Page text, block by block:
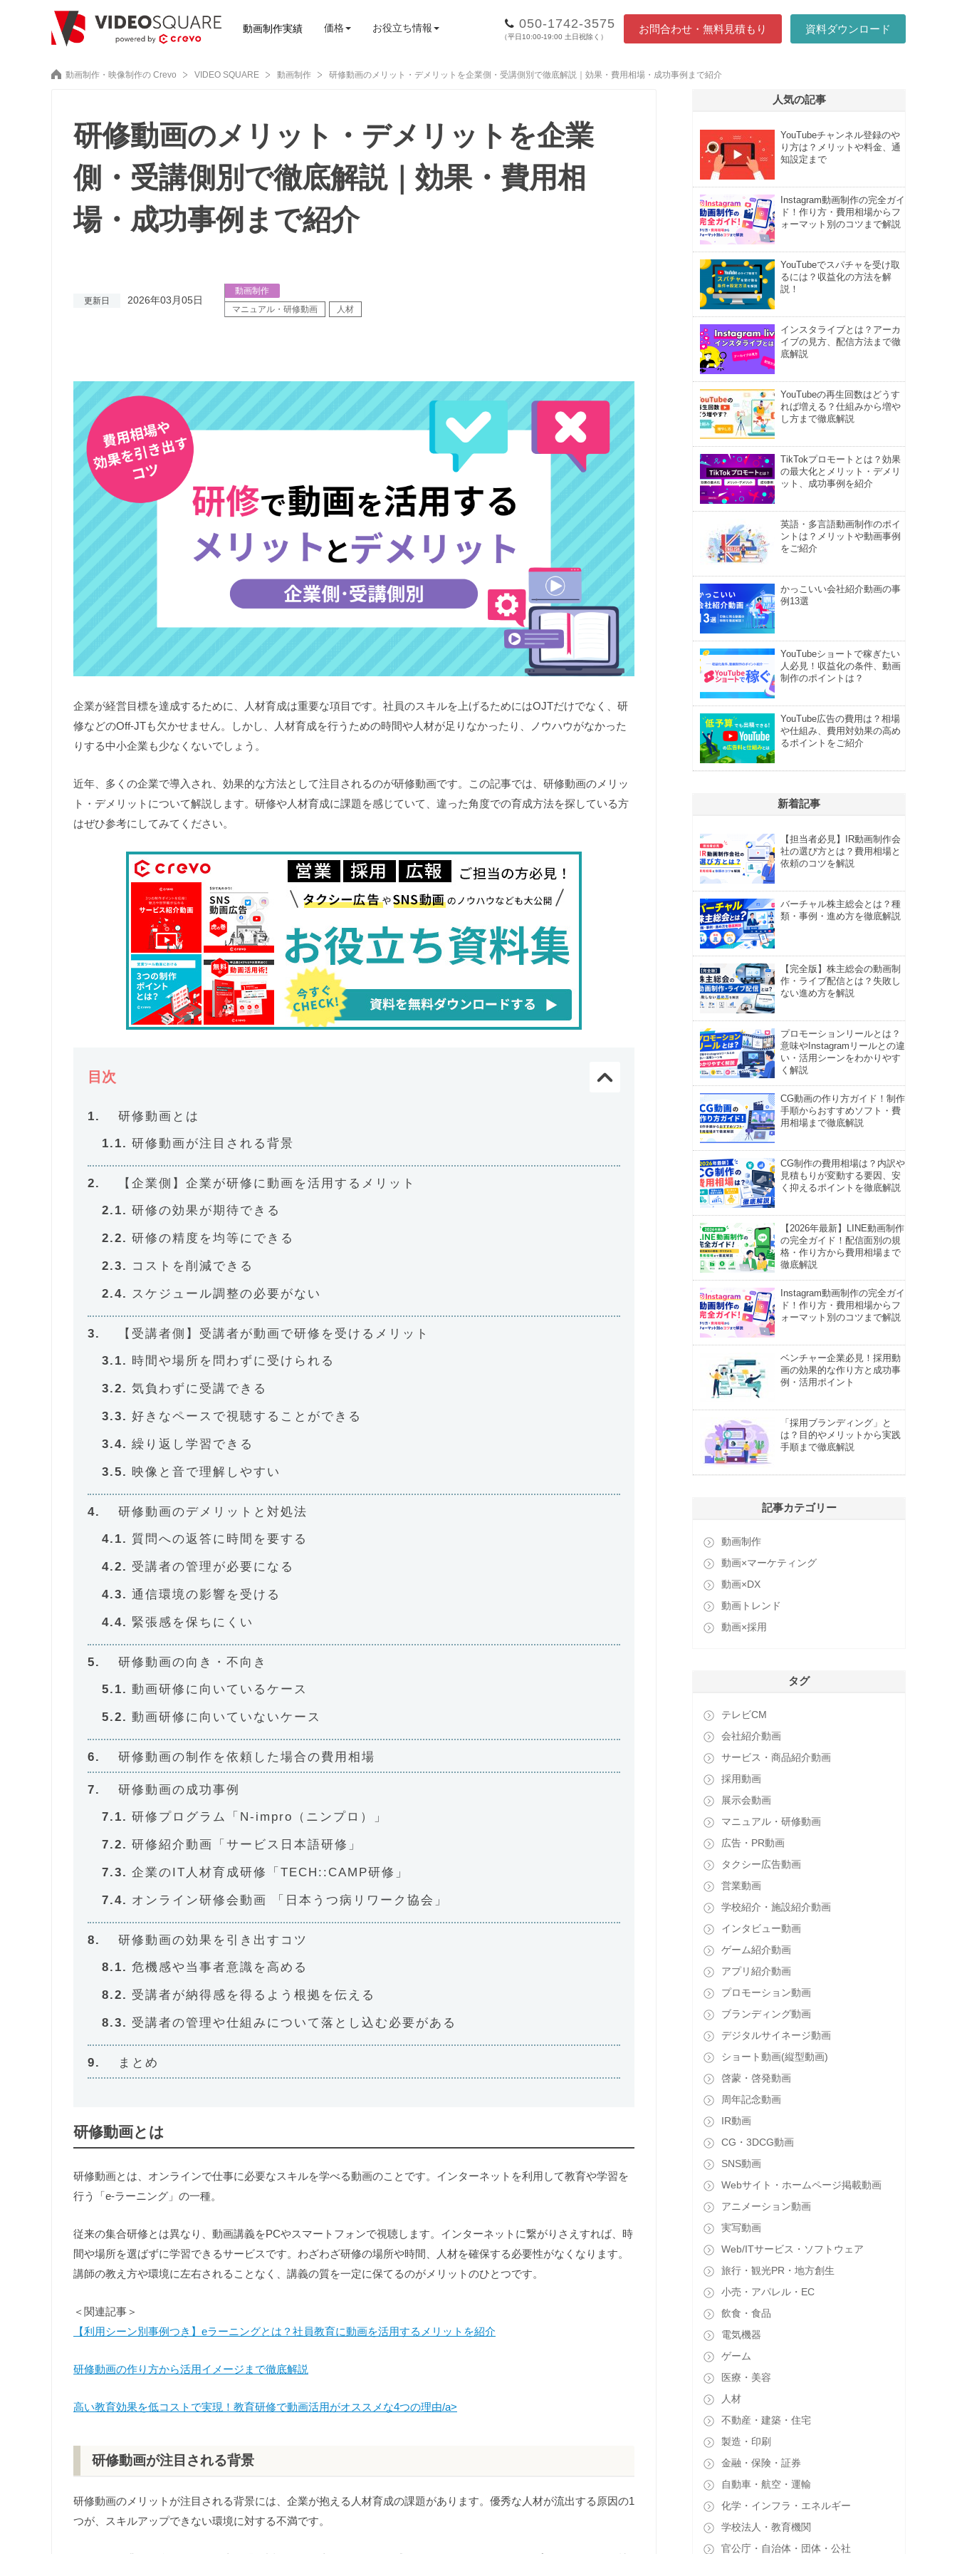
動画制作実績 価格 お役立ち情報 050-1742-3575
（平日10:00-19:00 土日祝除く）
お問合わせ・無料見積もり 資料ダウンロード
動画制作・映像制作の Crevo VIDEO SQUARE 動画制作 研修動画のメリット・デメリットを企業側・受講側別で徹底解説｜効果・費用相場・成功事例まで紹介
研修動画のメリット・デメリットを企業
側・受講側別で徹底解説｜効果・費用相
場・成功事例まで紹介
更新日 2026年03月05日
動画制作
マニュアル・研修動画
人材
企業が経営目標を達成するために、人材育成は重要な項目です。社員のスキルを上げるためにはOJTだけでなく、研
修などのOff-JTも欠かせません。しかし、人材育成を行うための時間や人材が足りなかったり、ノウハウがなかった
りする中小企業も少なくないでしょう。
近年、多くの企業で導入され、効果的な方法として注目されるのが研修動画です。この記事では、研修動画のメリッ
ト・デメリットについて解説します。研修や人材育成に課題を感じていて、違った角度での育成方法を探している方
はぜひ参考にしてみてください。
目次
研修動画とは
研修動画が注目される背景
【企業側】企業が研修に動画を活用するメリット
研修の効果が期待できる
研修の精度を均等にできる
コストを削減できる
スケジュール調整の必要がない
【受講者側】受講者が動画で研修を受けるメリット
時間や場所を問わずに受けられる
気負わずに受講できる
好きなペースで視聴することができる
繰り返し学習できる
映像と音で理解しやすい
研修動画のデメリットと対処法
質問への返答に時間を要する
受講者の管理が必要になる
通信環境の影響を受ける
緊張感を保ちにくい
研修動画の向き・不向き
動画研修に向いているケース
動画研修に向いていないケース
研修動画の制作を依頼した場合の費用相場
研修動画の成功事例
研修プログラム「N-impro（ニンプロ）」
研修紹介動画「サービス日本語研修」
企業のIT人材育成研修「TECH::CAMP研修」
オンライン研修会動画 「日本うつ病リワーク協会」
研修動画の効果を引き出すコツ
危機感や当事者意識を高める
受講者が納得感を得るよう根拠を伝える
受講者の管理や仕組みについて落とし込む必要がある
まとめ
研修動画とは
研修動画とは、オンラインで仕事に必要なスキルを学べる動画のことです。インターネットを利用して教育や学習を
行う「e-ラーニング」の一種。
従来の集合研修とは異なり、動画講義をPCやスマートフォンで視聴します。インターネットに繋がりさえすれば、時
間や場所を選ばずに学習できるサービスです。わざわざ研修の場所や時間、人材を確保する必要性がなくなります。
講師の教え方や環境に左右されることなく、講義の質を一定に保てるのがメリットのひとつです。
＜関連記事＞
【利用シーン別事例つき】eラーニングとは？社員教育に動画を活用するメリットを紹介
研修動画の作り方から活用イメージまで徹底解説
高い教育効果を低コストで実現！教育研修で動画活用がオススメな4つの理由/a>
研修動画が注目される背景
研修動画のメリットが注目される背景には、企業が抱える人材育成の課題があります。優秀な人材が流出する原因の1
つが、スキルアップできない環境に対する不満です。
人気の記事
YouTubeチャンネル登録のや
り方は？メリットや料金、通
知設定まで
Instagram動画制作の完全ガイ
ド！作り方・費用相場からフ
ォーマット別のコツまで解説
YouTubeでスパチャを受け取
るには？収益化の方法を解
説！
インスタライブとは？アーカ
イブの見方、配信方法まで徹
底解説
YouTubeの再生回数はどうす
れば増える？仕組みから増や
し方まで徹底解説
TikTokプロモートとは？効果
の最大化とメリット・デメリ
ット、成功事例を紹介
英語・多言語動画制作のポイ
ントは？メリットや動画事例
をご紹介
かっこいい会社紹介動画の事
例13選
YouTubeショートで稼ぎたい
人必見！収益化の条件、動画
制作のポイントは？
YouTube広告の費用は？相場
や仕組み、費用対効果の高め
るポイントをご紹介
新着記事
【担当者必見】IR動画制作会
社の選び方とは？費用相場と
依頼のコツを解説
バーチャル株主総会とは？種
類・事例・進め方を徹底解説
【完全版】株主総会の動画制
作・ライブ配信とは？失敗し
ない進め方を解説
プロモーションリールとは？
意味やInstagramリールとの違
い・活用シーンをわかりやす
く解説
CG動画の作り方ガイド！制作
手順からおすすめソフト・費
用相場まで徹底解説
CG制作の費用相場は？内訳や
見積もりが変動する要因、安
く抑えるポイントを徹底解説
【2026年最新】LINE動画制作
の完全ガイド！配信面別の規
格・作り方から費用相場まで
徹底解説
Instagram動画制作の完全ガイ
ド！作り方・費用相場からフ
ォーマット別のコツまで解説
ベンチャー企業必見！採用動
画の効果的な作り方と成功事
例・活用ポイント
「採用ブランディング」と
は？目的やメリットから実践
手順まで徹底解説
記事カテゴリー
動画制作
動画×マーケティング
動画×DX
動画トレンド
動画×採用
タグ
テレビCM
会社紹介動画
サービス・商品紹介動画
採用動画
展示会動画
マニュアル・研修動画
広告・PR動画
タクシー広告動画
営業動画
学校紹介・施設紹介動画
インタビュー動画
ゲーム紹介動画
アプリ紹介動画
プロモーション動画
ブランディング動画
デジタルサイネージ動画
ショート動画(縦型動画)
啓蒙・啓発動画
周年記念動画
IR動画
CG・3DCG動画
SNS動画
Webサイト・ホームページ掲載動画
アニメーション動画
実写動画
Web/ITサービス・ソフトウェア
旅行・観光PR・地方創生
小売・アパレル・EC
飲食・食品
電気機器
ゲーム
医療・美容
人材
不動産・建築・住宅
製造・印刷
金融・保険・証券
自動車・航空・運輸
化学・インフラ・エネルギー
学校法人・教育機関
官公庁・自治体・団体・公社